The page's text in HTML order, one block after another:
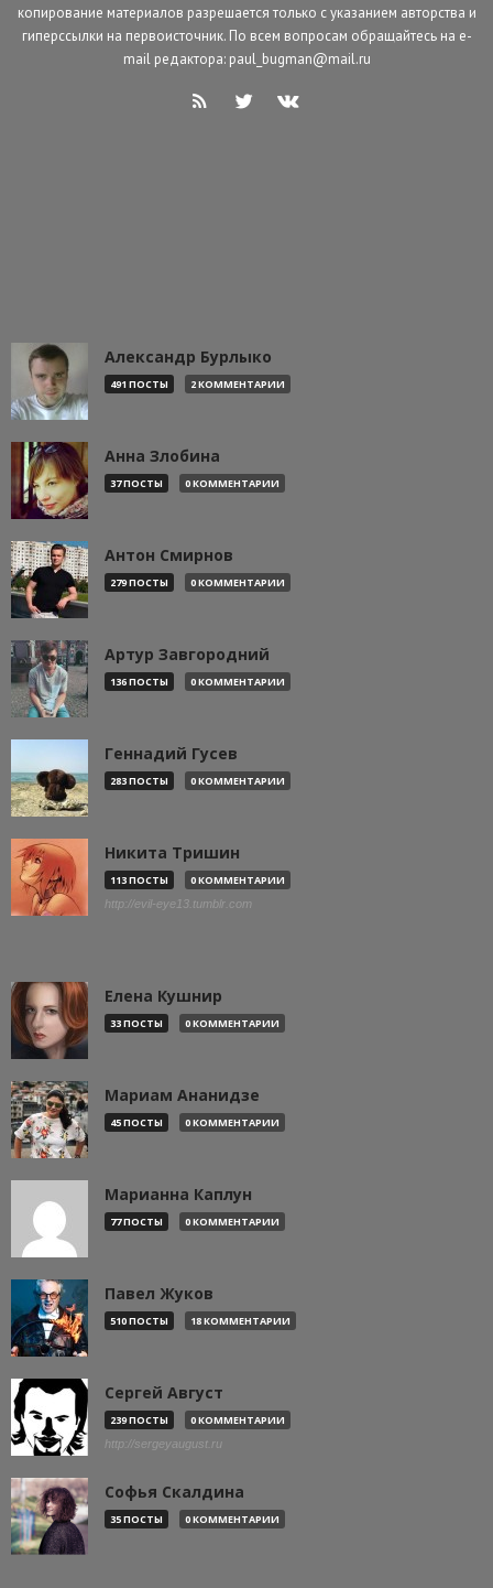
копирование материалов разрешается только с указанием авторства и
гиперссылки на первоисточник. По всем вопросам обращайтесь на e-
mail редактора: paul_bugman@mail.ru
Александр Бурлыко
491 ПОСТЫ 2 КОММЕНТАРИИ
Анна Злобина
37 ПОСТЫ 0 КОММЕНТАРИИ
Антон Смирнов
279 ПОСТЫ 0 КОММЕНТАРИИ
Артур Завгородний
136 ПОСТЫ 0 КОММЕНТАРИИ
Геннадий Гусев
283 ПОСТЫ 0 КОММЕНТАРИИ
Никита Тришин
113 ПОСТЫ 0 КОММЕНТАРИИ
http://evil-eye13.tumblr.com
Елена Кушнир
33 ПОСТЫ 0 КОММЕНТАРИИ
Мариам Ананидзе
45 ПОСТЫ 0 КОММЕНТАРИИ
Марианна Каплун
77 ПОСТЫ 0 КОММЕНТАРИИ
Павел Жуков
510 ПОСТЫ 18 КОММЕНТАРИИ
Сергей Август
239 ПОСТЫ 0 КОММЕНТАРИИ
http://sergeyaugust.ru
Софья Скалдина
35 ПОСТЫ 0 КОММЕНТАРИИ